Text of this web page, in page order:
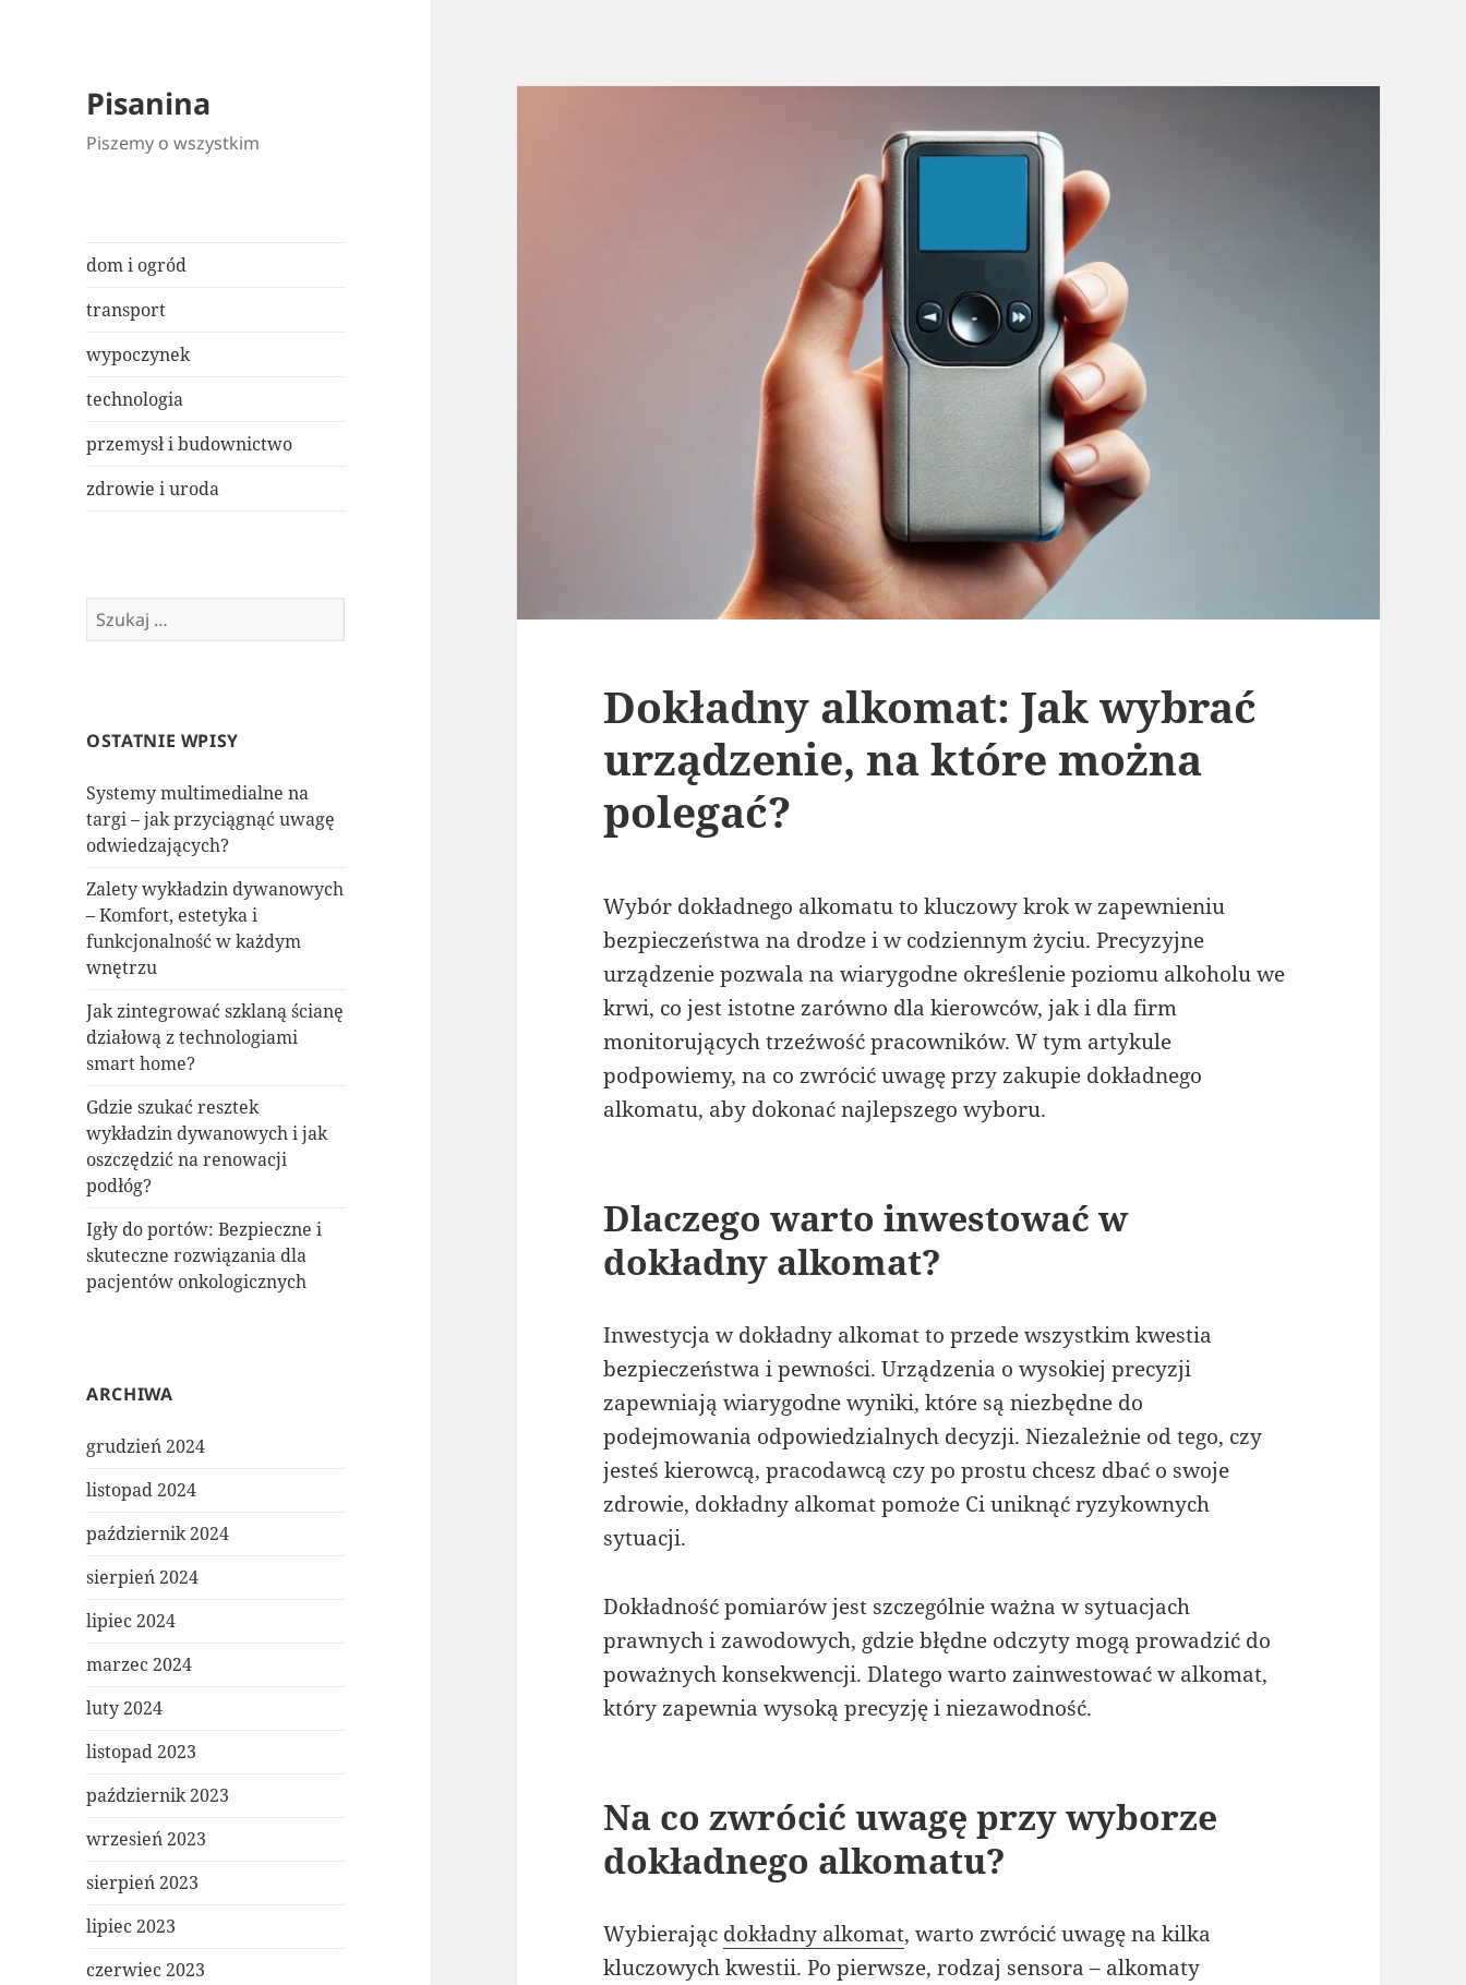
Pisanina
Piszemy o wszystkim
dom i ogród
transport
wypoczynek
technologia
przemysł i budownictwo
zdrowie i uroda
Szukaj:
OSTATNIE WPISY
Systemy multimedialne na
targi – jak przyciągnąć uwagę
odwiedzających?
Zalety wykładzin dywanowych
– Komfort, estetyka i
funkcjonalność w każdym
wnętrzu
Jak zintegrować szklaną ścianę
działową z technologiami
smart home?
Gdzie szukać resztek
wykładzin dywanowych i jak
oszczędzić na renowacji
podłóg?
Igły do portów: Bezpieczne i
skuteczne rozwiązania dla
pacjentów onkologicznych
ARCHIWA
grudzień 2024
listopad 2024
październik 2024
sierpień 2024
lipiec 2024
marzec 2024
luty 2024
listopad 2023
październik 2023
wrzesień 2023
sierpień 2023
lipiec 2023
czerwiec 2023
Dokładny alkomat: Jak wybrać
urządzenie, na które można
polegać?
Wybór dokładnego alkomatu to kluczowy krok w zapewnieniu
bezpieczeństwa na drodze i w codziennym życiu. Precyzyjne
urządzenie pozwala na wiarygodne określenie poziomu alkoholu we
krwi, co jest istotne zarówno dla kierowców, jak i dla firm
monitorujących trzeźwość pracowników. W tym artykule
podpowiemy, na co zwrócić uwagę przy zakupie dokładnego
alkomatu, aby dokonać najlepszego wyboru.
Dlaczego warto inwestować w
dokładny alkomat?
Inwestycja w dokładny alkomat to przede wszystkim kwestia
bezpieczeństwa i pewności. Urządzenia o wysokiej precyzji
zapewniają wiarygodne wyniki, które są niezbędne do
podejmowania odpowiedzialnych decyzji. Niezależnie od tego, czy
jesteś kierowcą, pracodawcą czy po prostu chcesz dbać o swoje
zdrowie, dokładny alkomat pomoże Ci uniknąć ryzykownych
sytuacji.
Dokładność pomiarów jest szczególnie ważna w sytuacjach
prawnych i zawodowych, gdzie błędne odczyty mogą prowadzić do
poważnych konsekwencji. Dlatego warto zainwestować w alkomat,
który zapewnia wysoką precyzję i niezawodność.
Na co zwrócić uwagę przy wyborze
dokładnego alkomatu?
Wybierając dokładny alkomat, warto zwrócić uwagę na kilka
kluczowych kwestii. Po pierwsze, rodzaj sensora – alkomaty